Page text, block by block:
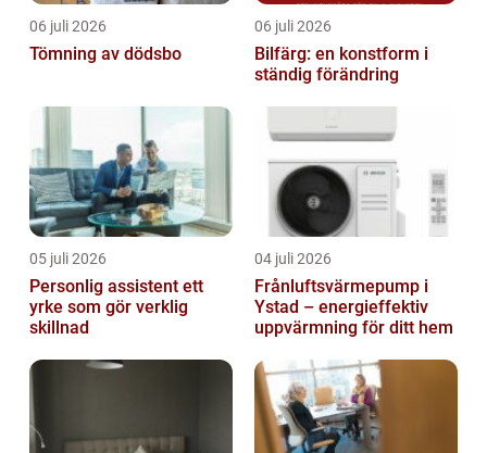
06 juli 2026
Tömning av dödsbo
06 juli 2026
Bilfärg: en konstform i
ständig förändring
05 juli 2026
Personlig assistent ett
yrke som gör verklig
skillnad
04 juli 2026
Frånluftsvärmepump i
Ystad – energieffektiv
uppvärmning för ditt hem